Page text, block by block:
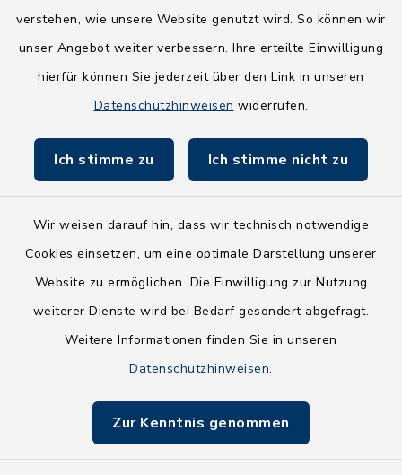
verstehen, wie unsere Website genutzt wird. So können wir
unser Angebot weiter verbessern. Ihre erteilte Einwilligung
hierfür können Sie jederzeit über den Link in unseren
Datenschutzhinweisen widerrufen.
Ich stimme zu Ich stimme nicht zu
Wir weisen darauf hin, dass wir technisch notwendige
Cookies einsetzen, um eine optimale Darstellung unserer
Website zu ermöglichen. Die Einwilligung zur Nutzung
weiterer Dienste wird bei Bedarf gesondert abgefragt.
Weitere Informationen finden Sie in unseren
Datenschutzhinweisen.
Zur Kenntnis genommen
NEU! Amtsbroschüre 2026
Holsteiner Auenland
Fundbüro
Barrierefreiheit
Impressum